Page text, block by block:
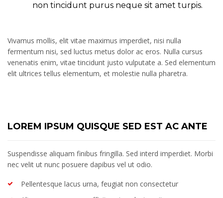
non tincidunt purus neque sit amet turpis.
Vivamus mollis, elit vitae maximus imperdiet, nisi nulla
fermentum nisi, sed luctus metus dolor ac eros. Nulla cursus
venenatis enim, vitae tincidunt justo vulputate a. Sed elementum
elit ultrices tellus elementum, et molestie nulla pharetra.
LOREM IPSUM QUISQUE SED EST AC ANTE
Suspendisse aliquam finibus fringilla. Sed interd imperdiet. Morbi
nec velit ut nunc posuere dapibus vel ut odio.
Pellentesque lacus urna, feugiat non consectetur